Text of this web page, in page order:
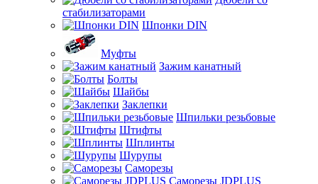
стабилизаторами
Шпонки DIN
Муфты
Зажим канатный
Болты
Шайбы
Заклепки
Шпильки резьбовые
Штифты
Шплинты
Шурупы
Саморезы
Саморезы JDPLUS